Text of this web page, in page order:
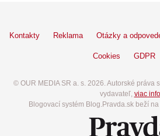
Kontakty Reklama Otázky a
Cookies GDPR
© OUR MEDIA SR a. s. 2026. Autorské práva
vydavateľ, viac info
Blogovací systém Blog.Pravda.sk beží